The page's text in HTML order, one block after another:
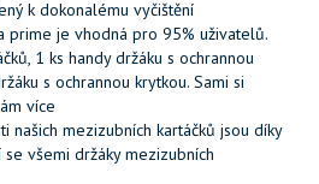
k dokonalému vyčištění
prime je vhodná pro 95% uživatelů.
1 ks handy držáku s ochrannou
s ochrannou krytkou. Sami si
více
našich mezizubních kartáčků jsou díky
všemi držáky mezizubních